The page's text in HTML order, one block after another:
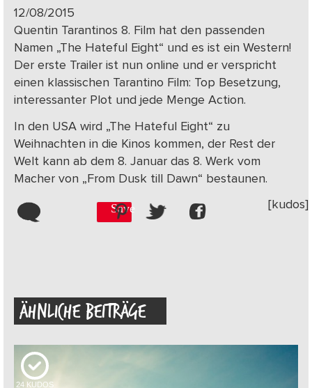
12/08/2015
Quentin Tarantinos 8. Film hat den passenden
Namen „The Hateful Eight“ und es ist ein Western!
Der erste Trailer ist nun online und er verspricht
einen klassischen Tarantino Film: Top Besetzung,
interessanter Plot und jede Menge Action.
In den USA wird „The Hateful Eight“ zu
Weihnachten in die Kinos kommen, der Rest der
Welt kann ab dem 8. Januar das 8. Werk vom
Macher von „From Dusk till Dawn“ bestaunen.
Save [kudos]
ÄHNLICHE BEITRÄGE
24 KUDOS